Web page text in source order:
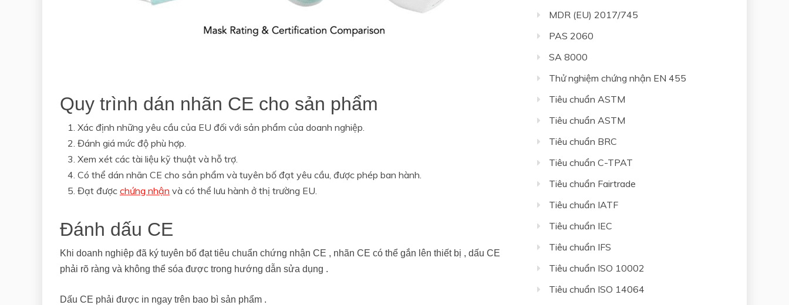
Quy trình dán nhãn CE cho sản phẩm
Xác định những yêu cầu của EU đối với sản phẩm của doanh nghiệp.
Đánh giá mức độ phù hợp.
Xem xét các tài liệu kỹ thuật và hỗ trợ.
Có thể dán nhãn CE cho sản phẩm và tuyên bố đạt yêu cầu, được phép ban hành.
Đạt được chứng nhận và có thể lưu hành ở thị trường EU.
Đánh dấu CE
Khi doanh nghiệp đã ký tuyên bố đạt tiêu chuẩn chứng nhận CE , nhãn CE có thể gắn lên thiết bị , dấu CE
phải rõ ràng và không thể sóa được trong hướng dẫn sửa dụng .
Dấu CE phải được in ngay trên bao bì sản phẩm .
MDR (EU) 2017/745
PAS 2060
SA 8000
Thử nghiệm chứng nhận EN 455
Tiêu chuẩn ASTM
Tiêu chuẩn ASTM
Tiêu chuẩn BRC
Tiêu chuẩn C-TPAT
Tiêu chuẩn Fairtrade
Tiêu chuẩn IATF
Tiêu chuẩn IEC
Tiêu chuẩn IFS
Tiêu chuẩn ISO 10002
Tiêu chuẩn ISO 14064